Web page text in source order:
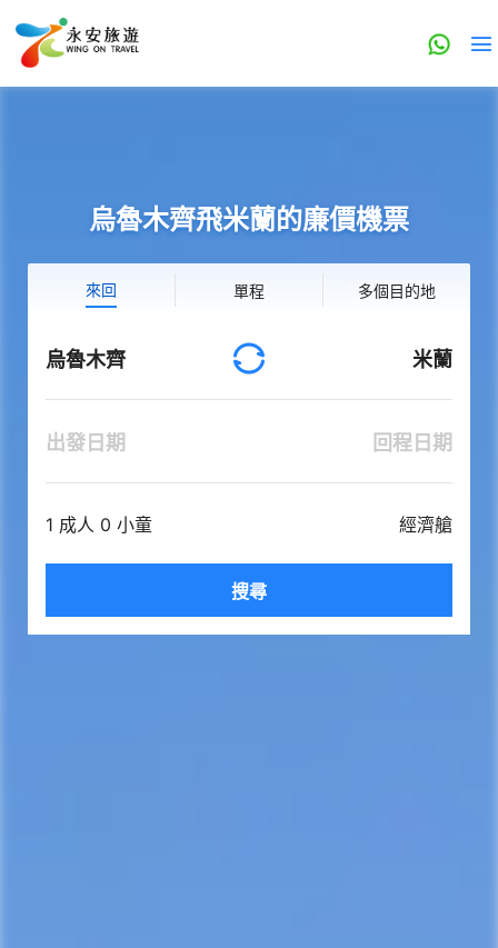
烏魯木齊飛米蘭的廉價機票
來回 單程 多個目的地
烏魯木齊 米蘭
出發日期 回程日期
1 成人 0 小童 經濟艙
搜尋